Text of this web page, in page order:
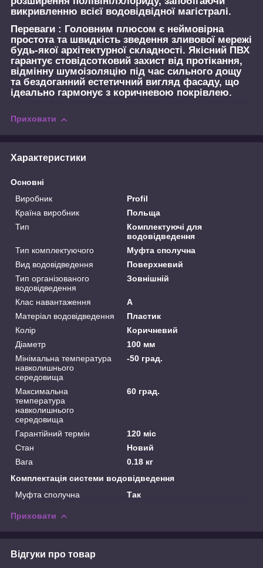
викривленню всієї водовідвідної магістралі.
Переваги : Головним плюсом є неймовірна
простота та швидкість зведення зливової мережі
будь-якої архітектурної складності. Якісний ПВХ
гарантує стовідсотковий захист від протікання,
відмінну шумоізоляцію під час сильного дощу
та бездоганний естетичний вигляд фасаду, що
ідеально гармонує з коричневою покрівлею.
Приховати
Характеристики
Основні
Виробник
Profil
Країна виробник
Польща
Тип
Комплектуючі для
водовідведення
Тип комплектуючого
Муфта сполучна
Вид водовідведення
Поверхневий
Тип організованого
водовідведення
Зовнішній
Клас навантаження
А
Матеріал водовідведення
Пластик
Колір
Коричневий
Діаметр
100 мм
Мінімальна температура
навколишнього
середовища
-50 град.
Максимальна
температура
навколишнього
середовища
60 град.
Гарантійний термін
120 міс
Стан
Новий
Вага
0.18 кг
Комплектація системи водовідведення
Муфта сполучна
Так
Приховати
Відгуки про товар